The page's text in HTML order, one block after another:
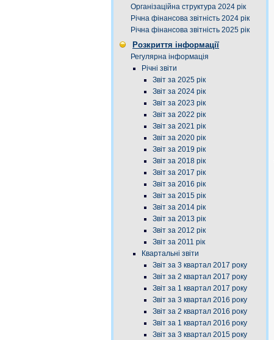
Організаційна структура 2024 рік
Річна фінансова звітність 2024 рік
Річна фінансова звітність 2025 рік
Розкриття інформації
Регулярна інформація
Річні звіти
Звіт за 2025 рік
Звіт за 2024 рік
Звіт за 2023 рік
Звіт за 2022 рік
Звіт за 2021 рік
Звіт за 2020 рік
Звіт за 2019 рік
Звіт за 2018 рік
Звіт за 2017 рік
Звіт за 2016 рік
Звіт за 2015 рік
Звіт за 2014 рік
Звіт за 2013 рік
Звіт за 2012 рік
Звіт за 2011 рік
Квартальні звіти
Звіт за 3 квартал 2017 року
Звіт за 2 квартал 2017 року
Звіт за 1 квартал 2017 року
Звіт за 3 квартал 2016 року
Звіт за 2 квартал 2016 року
Звіт за 1 квартал 2016 року
Звіт за 3 квартал 2015 року